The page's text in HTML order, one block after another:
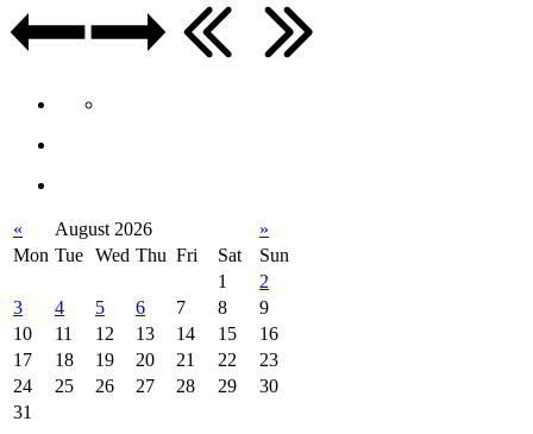
« August 2026
»
Mon Tue Wed Thu Fri Sat
Sun
1
2
3
4 5 6 7 8
9
10
11 12 13 14 15
16
17
18 19 20 21 22
23
24
25 26 27 28 29
30
31